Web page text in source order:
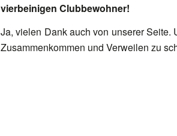
vierbeinigen Clubbewohner!
Ja, vielen Dank auch von unserer Seite.
Zusammenkommen und Verweilen zu